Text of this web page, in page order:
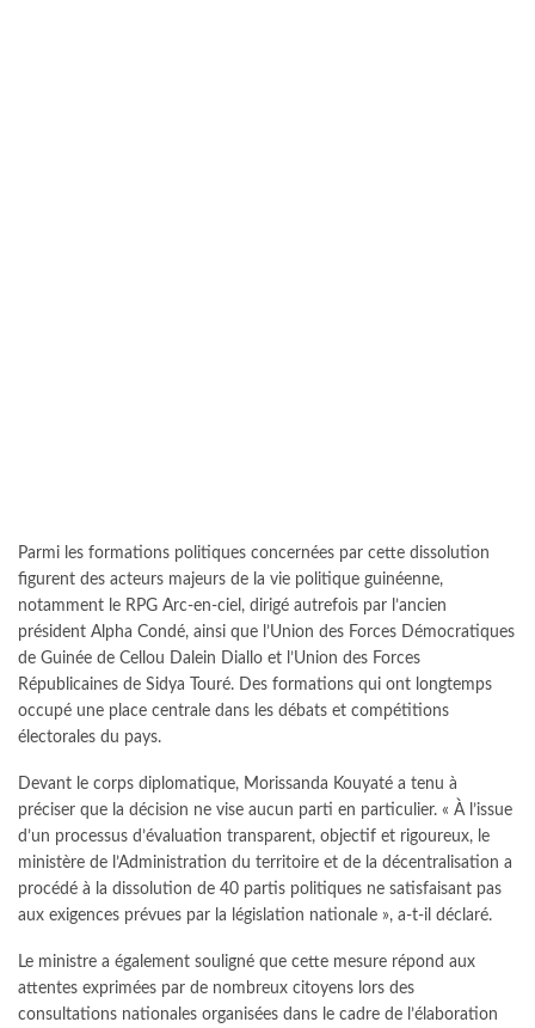
Parmi les formations politiques concernées par cette dissolution
figurent des acteurs majeurs de la vie politique guinéenne,
notamment le RPG Arc-en-ciel, dirigé autrefois par l’ancien
président Alpha Condé, ainsi que l’Union des Forces Démocratiques
de Guinée de Cellou Dalein Diallo et l’Union des Forces
Républicaines de Sidya Touré. Des formations qui ont longtemps
occupé une place centrale dans les débats et compétitions
électorales du pays.
Devant le corps diplomatique, Morissanda Kouyaté a tenu à
préciser que la décision ne vise aucun parti en particulier. « À l’issue
d’un processus d’évaluation transparent, objectif et rigoureux, le
ministère de l’Administration du territoire et de la décentralisation a
procédé à la dissolution de 40 partis politiques ne satisfaisant pas
aux exigences prévues par la législation nationale », a-t-il déclaré.
Le ministre a également souligné que cette mesure répond aux
attentes exprimées par de nombreux citoyens lors des
consultations nationales organisées dans le cadre de l’élaboration